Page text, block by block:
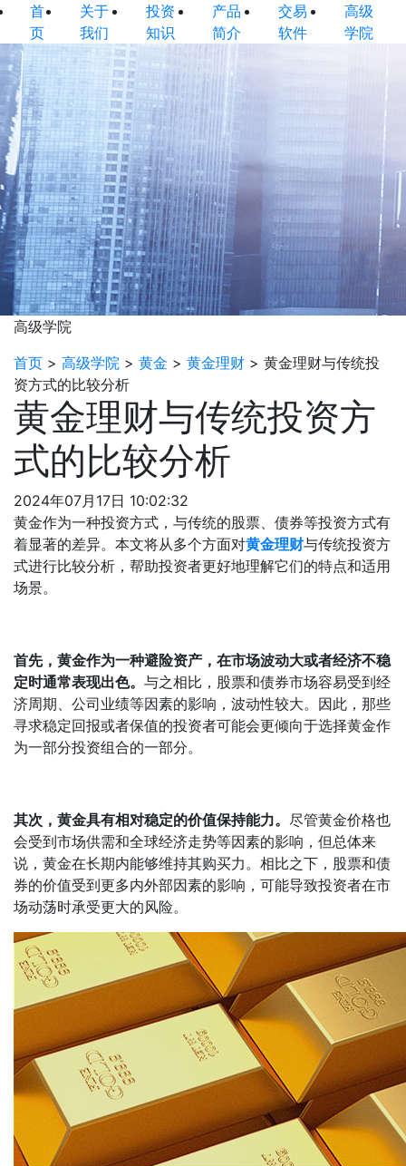
首
页
关于
我们
投资
知识
产品
简介
交易
软件
高级
学院
高级学院
首页 > 高级学院 > 黄金 > 黄金理财 > 黄金理财与传统投
资方式的比较分析
黄金理财与传统投资方
式的比较分析
2024年07月17日 10:02:32
黄金作为一种投资方式，与传统的股票、债券等投资方式有
着显著的差异。本文将从多个方面对黄金理财与传统投资方
式进行比较分析，帮助投资者更好地理解它们的特点和适用
场景。
首先，黄金作为一种避险资产，在市场波动大或者经济不稳
定时通常表现出色。 与之相比，股票和债券市场容易受到经
济周期、公司业绩等因素的影响，波动性较大。因此，那些
寻求稳定回报或者保值的投资者可能会更倾向于选择黄金作
为一部分投资组合的一部分。
其次，黄金具有相对稳定的价值保持能力。 尽管黄金价格也
会受到市场供需和全球经济走势等因素的影响，但总体来
说，黄金在长期内能够维持其购买力。相比之下，股票和债
券的价值受到更多内外部因素的影响，可能导致投资者在市
场动荡时承受更大的风险。